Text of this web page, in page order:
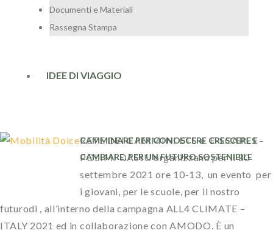
Documenti e Materiali
Rassegna Stampa
IDEE DI VIAGGIO
CAMMINARE PER CONOSCERE CRESCERE E
CAMBIARE, PER UN FUTURO SOSTENIBILE
RETE DEI CAMMINI ETS e E-SCAPES –
POLIMI DAStU organizzano per il 30
settembre 2021 ore 10-13, un evento per
i giovani, per le scuole, per il nostro
futurodi , all’interno della campagna ALL4 CLIMATE –
ITALY 2021 ed in collaborazione con AMODO. È un